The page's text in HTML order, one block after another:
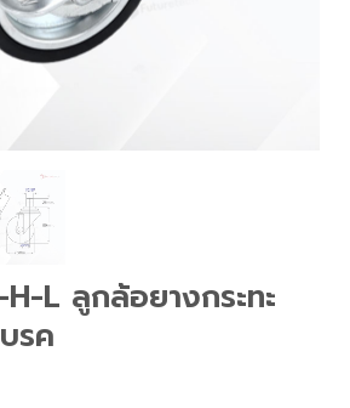
L ลูกล้อยางกระทะ
รค